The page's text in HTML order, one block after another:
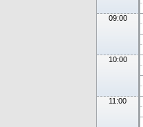
09:00
10:00
11:00